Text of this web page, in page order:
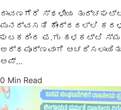
ದಾವಣಗೆರೆ ಸ್ಥಳೀಯ
ಪುನರ್ವಸತಿ ಕೇಂದ್ರದಲ್ಲಿ ಕದಳಿ
ಘಟಕದಿಂದ ಫ.ಗು ಹಳಕಟ್ಟಿ
ಅರ್ಥಪೂರ್ಣವಾಗಿ
ಆಪ್…
0 Min Read